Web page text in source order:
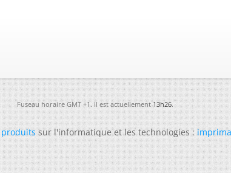
Fuseau horaire GMT +1. Il est actuellement13h26.
sur l'informatique et les technologies :